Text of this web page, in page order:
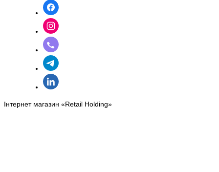
Інтернет магазин «Retail Holding»